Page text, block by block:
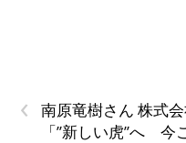
‹
南原竜樹さん 株式
「”新しい虎”へ 今